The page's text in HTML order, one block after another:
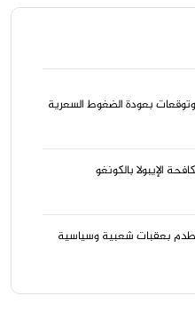
بعودة الضغوط السعرية
الإيبولا بالكونغو
بعقبات شعبية وسياسية